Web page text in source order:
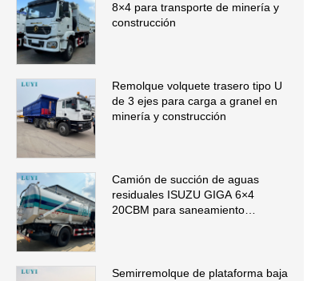
8×4 para transporte de minería y
construcción
Remolque volquete trasero tipo U
de 3 ejes para carga a granel en
minería y construcción
Camión de succión de aguas
residuales ISUZU GIGA 6×4
20CBM para saneamiento
Semirremolque de plataforma baja